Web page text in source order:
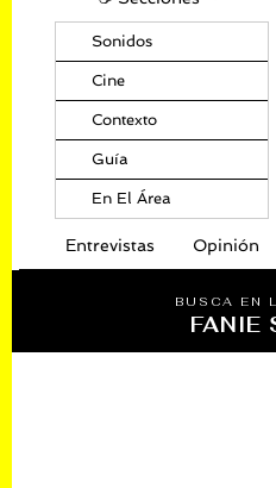
Sonidos
Cine
Contexto
Guía
En El Área
Entrevistas Opinión
BUSCA EN
FANIE